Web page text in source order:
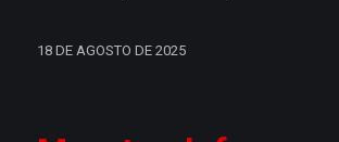
18 DE AGOSTO DE 2025